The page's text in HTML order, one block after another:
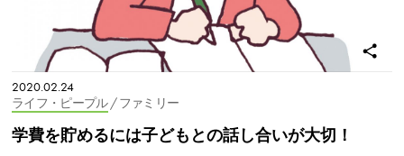
2020.02.24
ライフ・ピープル/ ファミリー
学費を貯めるには子どもとの話し合いが大切！